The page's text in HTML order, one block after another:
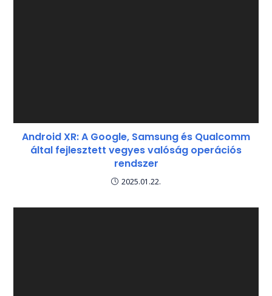
Android XR: A Google, Samsung és Qualcomm
által fejlesztett vegyes valóság operációs
rendszer
2025.01.22.